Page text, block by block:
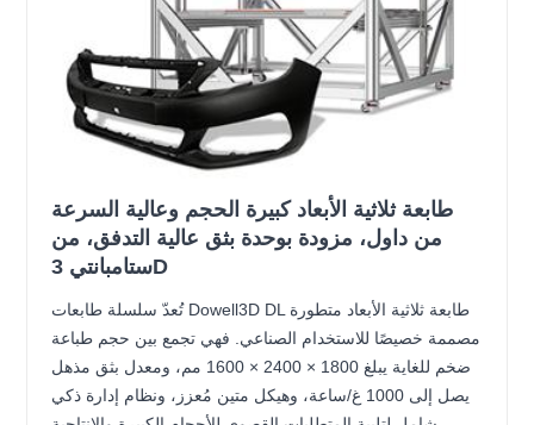
طابعة ثلاثية الأبعاد كبيرة الحجم وعالية السرعة
من داول، مزودة بوحدة بثق عالية التدفق، من
ستامبانتي 3D
تُعدّ سلسلة طابعات Dowell3D DL طابعة ثلاثية الأبعاد متطورة
مصممة خصيصًا للاستخدام الصناعي. فهي تجمع بين حجم طباعة
ضخم للغاية يبلغ 1800 × 2400 × 1600 مم، ومعدل بثق مذهل
يصل إلى 1000 غ/ساعة، وهيكل متين مُعزز، ونظام إدارة ذكي